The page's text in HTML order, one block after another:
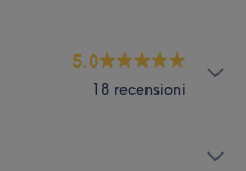
5.0
18 recensioni